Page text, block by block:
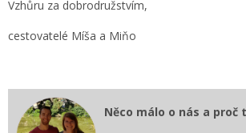
Vzhůru za dobrodružstvím,
cestovatelé Míša a Miňo
Něco málo o nás a proč